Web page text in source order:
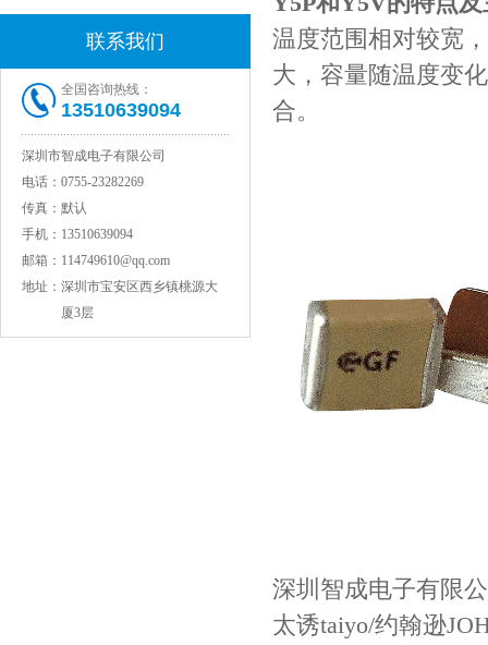
联系我们
全国咨询热线：
13510639094
深圳市智成电子有限公司
电话： 0755-23282269
传真： 默认
手机： 13510639094
邮箱： 114749610@qq.com
地址： 深圳市宝安区西乡镇桃源大
厦3层
温度范围相对较宽
大，容量随温度变
合。
深圳智成电子有限
太诱taiyo/约翰逊